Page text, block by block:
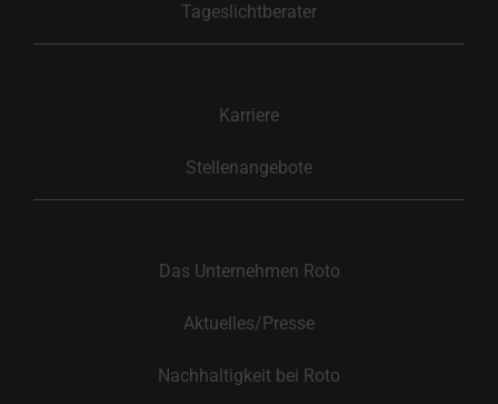
Tageslichtberater
Karriere
Stellenangebote
Das Unternehmen Roto
Aktuelles/Presse
Nachhaltigkeit bei Roto